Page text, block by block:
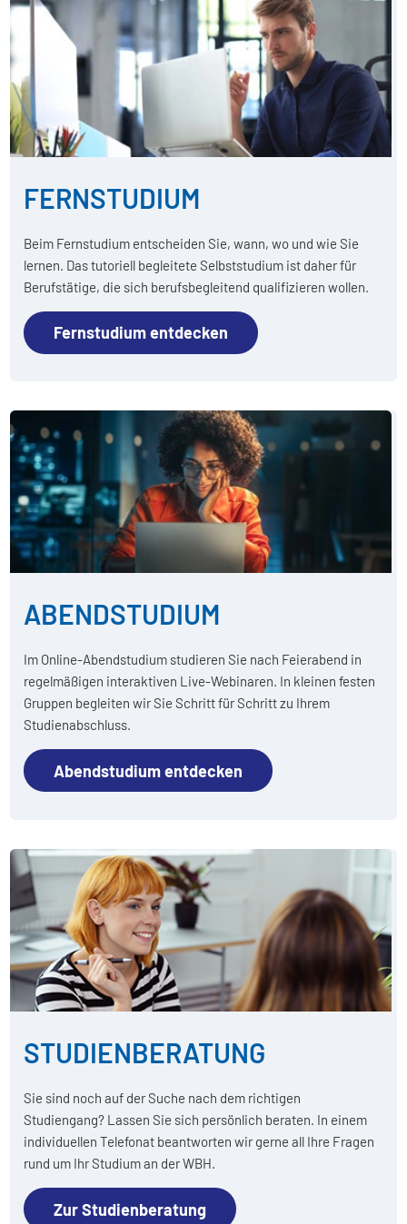
FERNSTUDIUM
Beim Fernstudium entscheiden Sie, wann, wo und wie Sie
lernen. Das tutoriell begleitete Selbststudium ist daher für
Berufstätige, die sich berufsbegleitend qualifizieren wollen.
Fernstudium entdecken
ABENDSTUDIUM
Im Online-Abendstudium studieren Sie nach Feierabend in
regelmäßigen interaktiven Live-Webinaren. In kleinen festen
Gruppen begleiten wir Sie Schritt für Schritt zu Ihrem
Studienabschluss.
Abendstudium entdecken
STUDIENBERATUNG
Sie sind noch auf der Suche nach dem richtigen
Studiengang? Lassen Sie sich persönlich beraten. In einem
individuellen Telefonat beantworten wir gerne all Ihre Fragen
rund um Ihr Studium an der WBH.
Zur Studienberatung